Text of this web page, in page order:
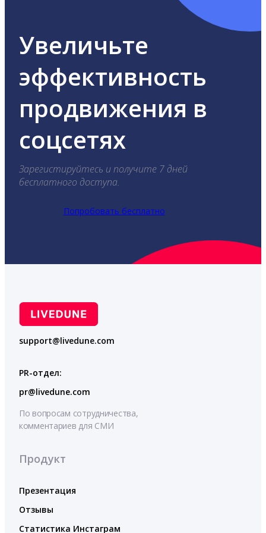
Увеличьте
эффективность
продвижения в
соцсетях
Зарегистируйтесь и получите 7 дней
бесплатного доступа.
Попробовать бесплатно
support@livedune.com
PR-отдел:
pr@livedune.com
По вопросам сотрудничества,
комментариев для СМИ
Продукт
Презентация
Отзывы
Статистика Инстаграм